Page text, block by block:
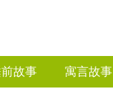
前故事 寓言故事